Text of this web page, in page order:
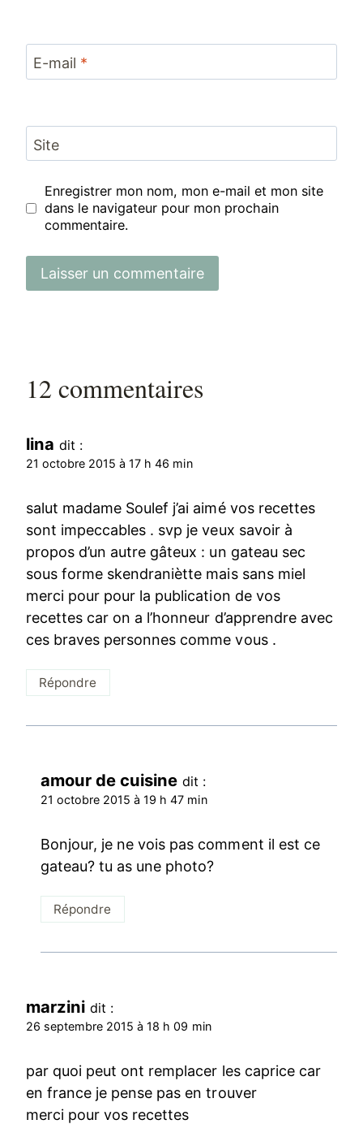
E-mail *
Site
Enregistrer mon nom, mon e-mail et mon site
dans le navigateur pour mon prochain
commentaire.
12 commentaires
lina dit :
21 octobre 2015 à 17 h 46 min
salut madame Soulef j’ai aimé vos recettes
sont impeccables . svp je veux savoir à
propos d’un autre gâteux : un gateau sec
sous forme skendraniètte mais sans miel
merci pour pour la publication de vos
recettes car on a l’honneur d’apprendre avec
ces braves personnes comme vous .
Répondre
amour de cuisine dit :
21 octobre 2015 à 19 h 47 min
Bonjour, je ne vois pas comment il est ce
gateau? tu as une photo?
Répondre
marzini dit :
26 septembre 2015 à 18 h 09 min
par quoi peut ont remplacer les caprice car
en france je pense pas en trouver
merci pour vos recettes